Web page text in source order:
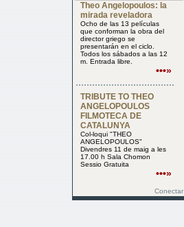
Theo Angelopoulos: la
mirada reveladora
Ocho de las 13 películas
que conforman la obra del
director griego se
presentarán en el ciclo.
Todos los sábados a las 12
m. Entrada libre.
•••»
TRIBUTE TO THEO
ANGELOPOULOS
FILMOTECA DE
CATALUNYA
Col-loqui "THEO
ANGELOPOULOS"
Divendres 11 de maig a les
17.00 h Sala Chomon
Sessio Gratuita
•••»
Conectar